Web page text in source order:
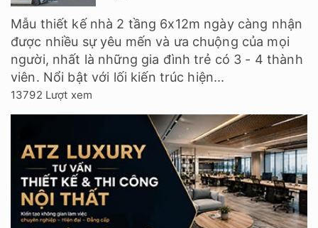
Mẫu thiết kế nhà 2 tầng 6x12m ngày càng nhận
được nhiều sự yêu mến và ưa chuộng của mọi
người, nhất là những gia đình trẻ có 3 - 4 thành
viên. Nổi bật với lối kiến trúc hiện...
13792 Lượt xem